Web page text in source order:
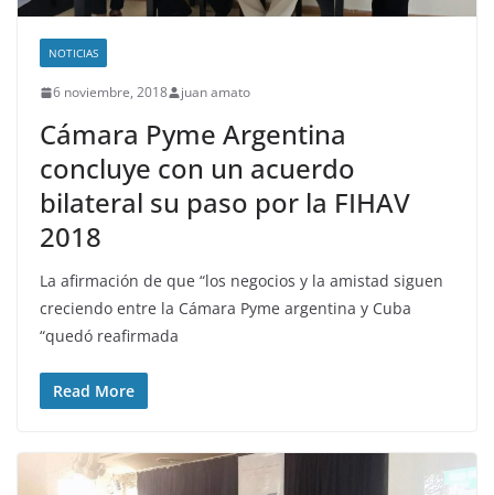
NOTICIAS
6 noviembre, 2018 juan amato
Cámara Pyme Argentina
concluye con un acuerdo
bilateral su paso por la FIHAV
2018
La afirmación de que “los negocios y la amistad siguen
creciendo entre la Cámara Pyme argentina y Cuba
“quedó reafirmada
Read More